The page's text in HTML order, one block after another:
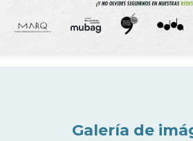
Galería de